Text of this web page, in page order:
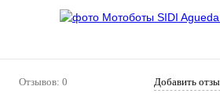
Отзывов: 0 Добавить